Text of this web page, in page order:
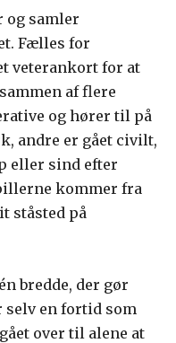
og samler
Fælles for
veterankort for at
af flere
og hører til på
andre er gået civilt,
eller sind efter
kommer fra
ståsted på
bredde, der gør
en fortid som
over til alene at